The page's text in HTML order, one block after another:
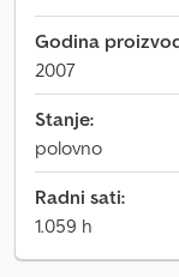
Godina
2007
Stanje:
polovno
Radni sati:
1.059 h